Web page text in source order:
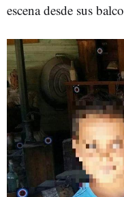
escena desde sus